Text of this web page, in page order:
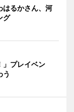
はるかさん、河
グ
」プレイベン
う